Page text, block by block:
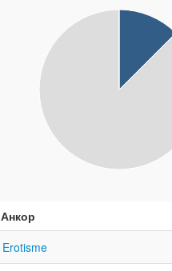
Анкор
Erotisme